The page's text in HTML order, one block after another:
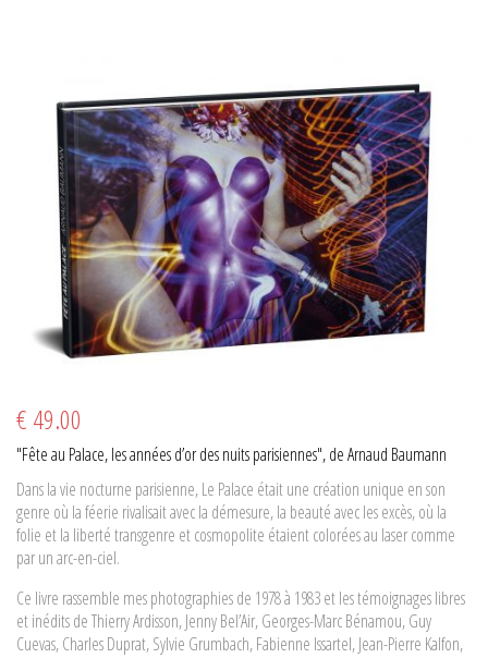
€ 49.00
"Fête au Palace, les années d’or des nuits parisiennes", de Arnaud Baumann
Dans la vie nocturne parisienne, Le Palace était une création unique en son
genre où la féerie rivalisait avec la démesure, la beauté avec les excès, où la
folie et la liberté transgenre et cosmopolite étaient colorées au laser comme
par un arc-en-ciel.
Ce livre rassemble mes photographies de 1978 à 1983 et les témoignages libres
et inédits de Thierry Ardisson, Jenny Bel’Air, Georges-Marc Bénamou, Guy
Cuevas, Charles Duprat, Sylvie Grumbach, Fabienne Issartel, Jean-Pierre Kalfon,